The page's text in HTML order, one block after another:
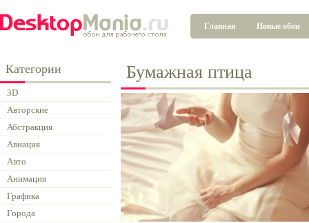
Главная Новые обои
Категории
3D
Авторские
Абстракция
Авиация
Авто
Анимация
Графика
Города
Бумажная птица